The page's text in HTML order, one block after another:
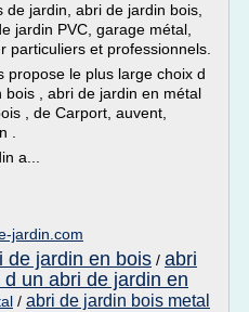
jardin, abri de jardin bois,
jardin PVC, garage métal,
particuliers et professionnels.
propose le plus large choix d
, abri de jardin en métal
, de Carport, auvent,
.
a...
jardin.com
de jardin en bois / abri
d un abri de jardin en
/ abri de jardin bois metal